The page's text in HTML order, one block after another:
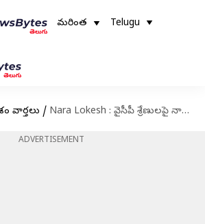
మరింత Telugu
వార్తలు / Nara Lokesh : వైసీపీ శ్రేణులపై నారా లోకేష్ సీరియస్.. ఫ్యాక్షనిస్టుల కంటే ఘోరంగా దాడులు చేస్తున్నారని మండిపాటు
ADVERTISEMENT